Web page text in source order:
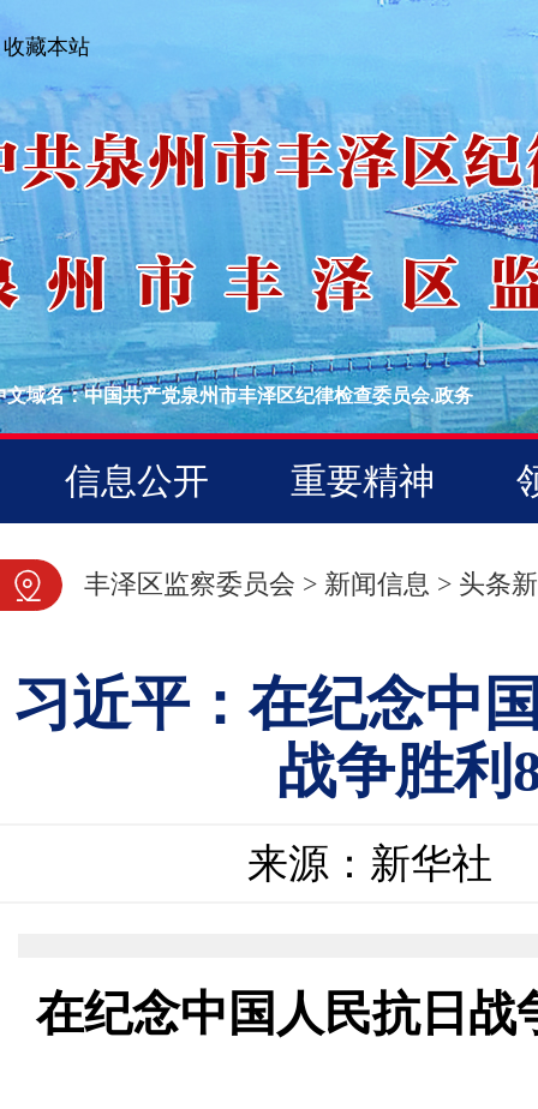
收藏本站
文域名：中国共产党泉州市丰泽区纪律检查委员会.政务
信息公开 重要精神
图片新闻
丰泽区监察委员会 > 新闻信息 > 头条
习近平：在纪念中
战争胜利
来源：新华社
在纪念中国人民抗日战